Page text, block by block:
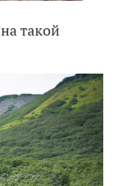
такой